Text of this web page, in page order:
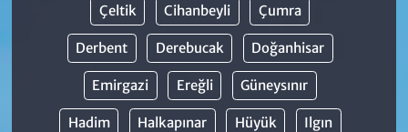
Çeltik Cihanbeyli Çumra
Derbent Derebucak Doğanhisar
Emirgazi Ereğli Güneysınır
Hadim Halkapınar Hüyük Ilgın